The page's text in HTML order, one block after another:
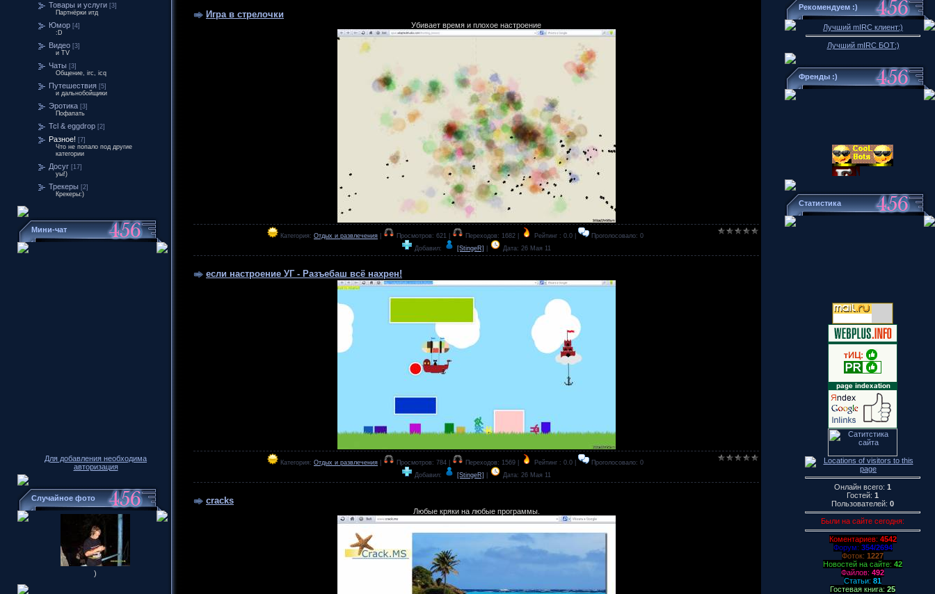
Товары и услуги [3]
Партнёрки итд
Юмор [4]
:D
Видео [3]
и TV
Чаты [3]
Общение, irc, icq
Путешествия [5]
и дальнобойщики
Эротика [3]
Пофапать
Tcl & eggdrop [2]
Разное! [7]
Что не попало под другие
категории
Досуг [17]
уы!)
Трекеры [2]
Крекеры:)
Мини-чат
Для добавления необходима
авторизация
Случайное фото
)
Игра в стрелочки
Убивает время и плохое настроение
Категория: Отдых и развлечения Просмотров: 621 | Переходов: 1682 | Рейтинг : 0.0 |
Проголосовало: 0
Добавил:
[StingeR] Дата: 26 Мая 11
если настроение УГ - Разъебаш всё нахрен!
Категория: Отдых и развлечения Просмотров: 784 | Переходов: 1569 | Рейтинг : 0.0 |
Проголосовало: 0
Добавил:
[StingeR] Дата: 26 Мая 11
cracks
Любые кряки на любые программы.
Рекомендуем :)
Лучший mIRC клиент:)
Лучший mIRC БОТ:)
Френды :)
Статистика
Онлайн всего: 1
Гостей: 1
Пользователей: 0
Были на сайте сегодня:
Коментариев: 4542
Форум: 354/2694
Фоток: 1227
Новостей на сайте: 42
Файлов: 492
Статьи: 81
Гостевая книга: 25